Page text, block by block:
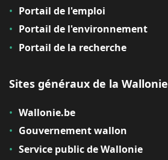
Portail de l'emploi
Portail de l'environnement
Portail de la recherche
Sites généraux de la Wallonie
Wallonie.be
Gouvernement wallon
Service public de Wallonie